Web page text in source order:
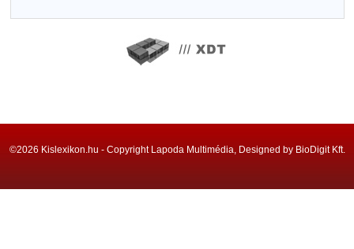
©2026 Kislexikon.hu - Copyright Lapoda Multimédia, Designed by BioDigit Kft.